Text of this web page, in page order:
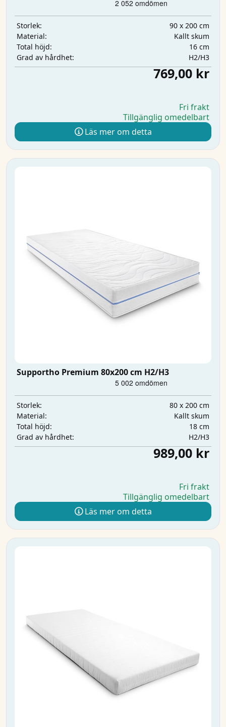
Storlek:
90 x 200 cm
Material:
Kallt skum
Total höjd:
16 cm
Grad av hårdhet:
H2/H3
769,00 kr
Fri frakt
Tillgänglig omedelbart
Läs mer om detta
Supportho Premium 80x200 cm H2/H3
Storlek:
80 x 200 cm
Material:
Kallt skum
Total höjd:
18 cm
Grad av hårdhet:
H2/H3
989,00 kr
Fri frakt
Tillgänglig omedelbart
Läs mer om detta